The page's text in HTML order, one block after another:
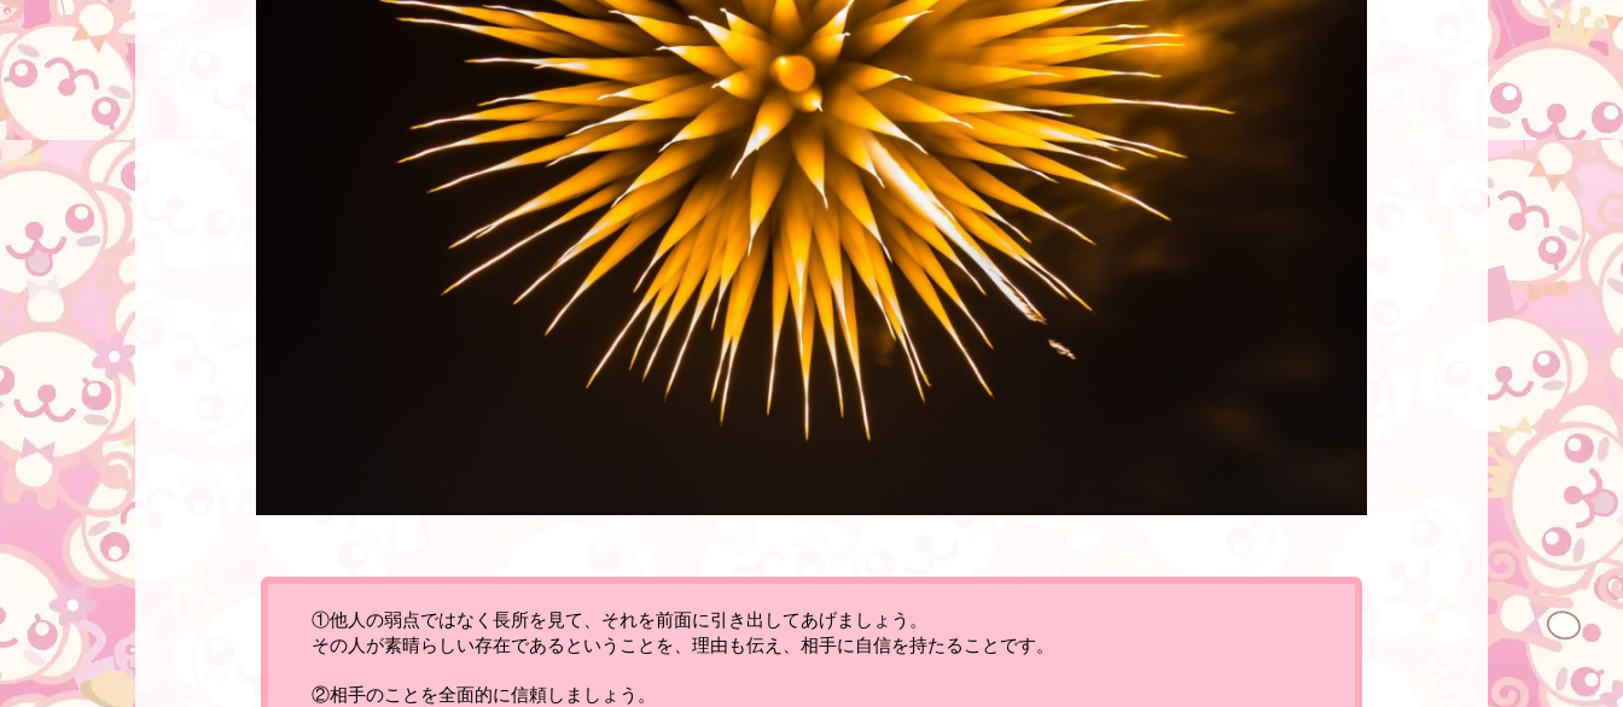
①他人の弱点ではなく長所を見て、それを前面に引き出してあげましょう 。
その人が素晴らしい存在であるということを、理由も伝え、相手に自信を持たることです。
②相手のことを全面的に信頼しましょう 。